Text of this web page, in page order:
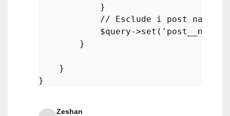
            }
// Esclude i post
$query->set (
        }
    }
Zeshan